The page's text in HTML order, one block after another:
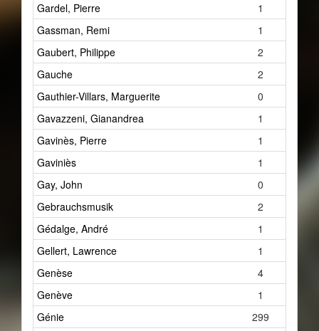
Gardel, Pierre
1
Gassman, Remi
1
Gaubert, Philippe
2
Gauche
2
Gauthier-Villars, Marguerite
0
Gavazzeni, Gianandrea
1
Gavinès, Pierre
1
Gaviniès
1
Gay, John
0
Gebrauchsmusik
2
Gédalge, André
1
Gellert, Lawrence
1
Genèse
4
Genève
1
Génie
299